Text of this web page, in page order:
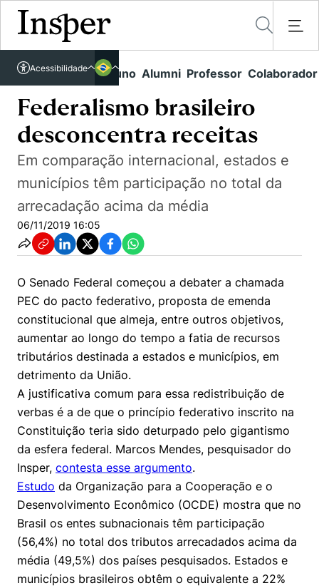
Links rápidos Aluno Alumni Professor Colaborador
Acessibilidade
Acessível em libras
Vestibular
Todas as Engenharias
Engenharia de Computação
Engenharia de Produção
Engenharia Mecânica
Engenharia Mecatrônica
Pós-Graduação
Direito
Economia
Finanças
Educação Executiva
Busca por Áreas de Conhecimento
Quem Somos
O Insper
Campus
Internacional
Student Life
Hub de Inovação e Empreendedorismo
Como funciona
Prêmio Duda Ermírio de Moraes
Como funciona
Resolução Eficaz de Problemas
Oportunidade de Negócios
Women in Action
Trabalhe conosco
Sala de Imprensa
Missão
Projetos Sociais
Lista de doadores
Pesquisa
Pesquisa no Insper
Centros de Conhecimento
Cátedras
Centro de Dados e IA
Biblioteca Telles
Repositório Institucional
Pesquisa na Graduação
Seminários Acadêmicos
Comitê de Ética em Pesquisa
Conteúdos
Eventos
Newsletters
Notícias
Youtube
Instagram
Linkedin
Unidades Acadêmicas
Gestão e Economia
Engenharia e Ciência da Computação
Direito
Corpo Docente
Busca por docentes
Áreas de Conhecimento
Prêmios de Excelência
Ensino e aprendizagem
Fale Conosco
Atendimento
Visite o Insper
Canal de Ética
Ouvidoria
Portal da Privacidade
Insper - Home Page\ \11 Federalismo brasileiro desconcentra receitas
Federalismo brasileiro
desconcentra receitas
Em comparação internacional, estados e
municípios têm participação no total da
arrecadação acima da média
06/11/2019 16:05
O Senado Federal começou a debater a chamada
PEC do pacto federativo, proposta de emenda
constitucional que almeja, entre outros objetivos,
aumentar ao longo do tempo a fatia de recursos
tributários destinada a estados e municípios, em
detrimento da União.
A justificativa comum para essa redistribuição de
verbas é a de que o princípio federativo inscrito na
Constituição teria sido deturpado pelo gigantismo
da esfera federal. Marcos Mendes, pesquisador do
Insper, contesta esse argumento.
Estudo da Organização para a Cooperação e o
Desenvolvimento Econômico (OCDE) mostra que no
Brasil os entes subnacionais têm participação
(56,4%) no total dos tributos arrecadados acima da
média (49,5%) dos países pesquisados. Estados e
municípios brasileiros obtêm o equivalente a 22%